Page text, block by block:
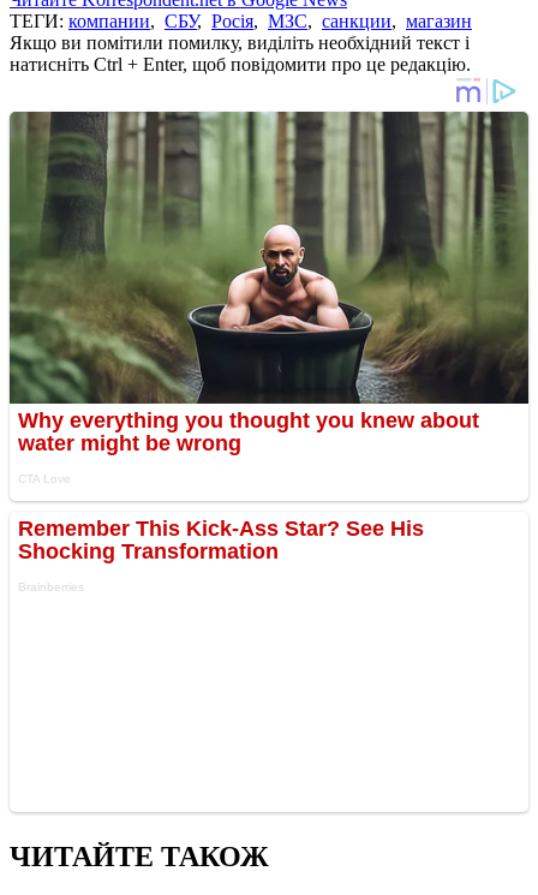
ТЕГИ: компании, СБУ, Росія, МЗС, санкции, магазин
Якщо ви помітили помилку, виділіть необхідний текст і
натисніть Ctrl + Enter, щоб повідомити про це редакцію.
ЧИТАЙТЕ ТАКОЖ